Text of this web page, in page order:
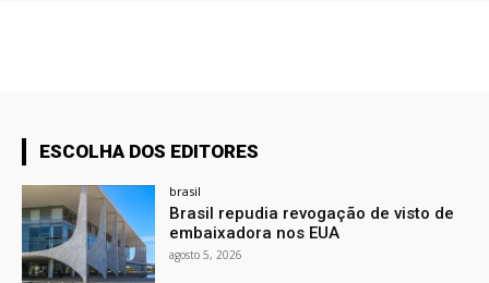
ESCOLHA DOS EDITORES
brasil
Brasil repudia revogação de visto de
embaixadora nos EUA
agosto 5, 2026